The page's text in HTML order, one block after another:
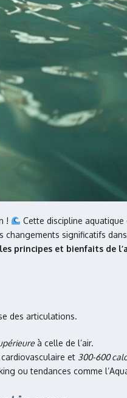
!
Cette discipline
significatifs
les principes et bienfaits de
des articulations.
à celle de l’air.
et 300-600
ou tendances comme